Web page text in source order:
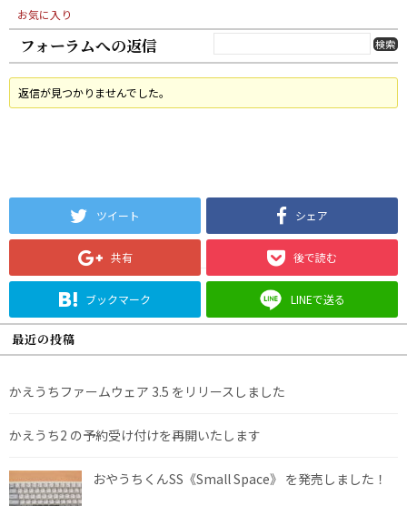
お気に入り
フォーラムへの返信
返信が見つかりませんでした。
ツイート シェア
共有 後で読む
ブックマーク LINEで送る
最近の投稿
かえうちファームウェア 3.5 をリリースしました
かえうち2 の予約受け付けを再開いたします
おやうちくんSS《Small Space》 を発売しました！